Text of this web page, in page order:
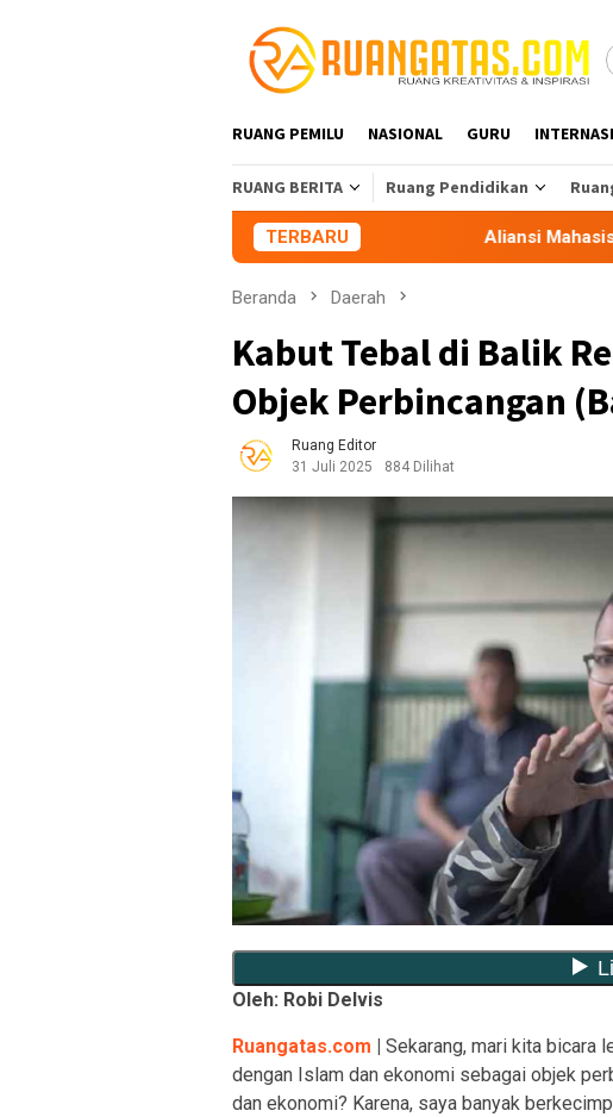
RUANG PEMILU NASIONAL GURU
RUANG BERITA Ruang Pendidikan
TERBARU
Aliansi Mahasiswa Tasikmalaya
Beranda Daerah
Kabut Tebal di Balik
Objek Perbincangan
Ruang Editor
31 Juli 2025
884 Dilihat
Oleh: Robi Delvis
Ruangatas.com
Sekarang, mari kita bicara
dengan Islam dan ekonomi sebagai objek
dan ekonomi? Karena, saya banyak